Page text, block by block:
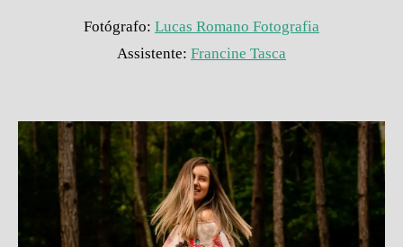
Fotógrafo: Lucas Romano Fotografia
Assistente: Francine Tasca